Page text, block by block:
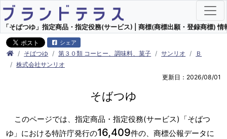
「そばつゆ」指定商品・指定役務(サービス) | 商標(商標出願・登録商標) 情
シェア
そばつゆ 第３０類 コーヒー、調味料、菓子 サンリオ
Ｂ
株式会社サンリオ
更新日：2026/08/01
そばつゆ
このページでは、指定商品・指定役務(サービス)「そばつ
ゆ」における特許庁発行の16,409件の、商標公報データに